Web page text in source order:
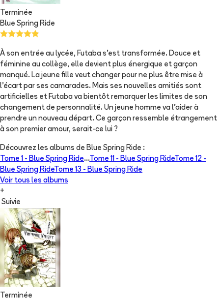
Terminée
Blue Spring Ride
À son entrée au lycée, Futaba s'est transformée. Douce et
féminine au collège, elle devient plus énergique et garçon
manqué. La jeune fille veut changer pour ne plus être mise à
l'écart par ses camarades. Mais ses nouvelles amitiés sont
artificielles et Futaba va bientôt remarquer les limites de son
changement de personnalité. Un jeune homme va l'aider à
prendre un nouveau départ. Ce garçon ressemble étrangement
à son premier amour, serait-ce lui ?
Découvrez les albums de Blue Spring Ride :
Tome 1 - Blue Spring Ride...Tome 11 - Blue Spring RideTome 12 -
Blue Spring RideTome 13 - Blue Spring Ride
Voir tous les albums
+
Suivie
Terminée